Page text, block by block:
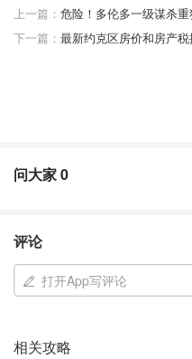
上一篇：
下一篇：
问大家0
评论
打开App写评论
相关攻略